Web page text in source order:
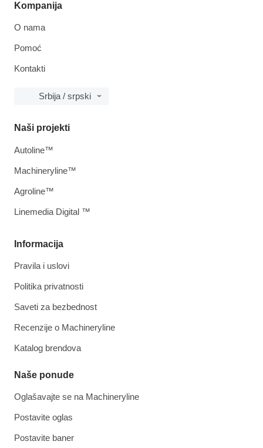
Kompanija
O nama
Pomoć
Kontakti
Srbija / srpski
Informacija
Pravila i uslovi
Politika privatnosti
Saveti za bezbednost
Recenzije o Machineryline
Katalog brendova
Naše ponude
Oglašavajte se na Machineryline
Postavite oglas
Postavite baner
Naši projekti
Autoline™
Machineryline™
Agroline™
Linemedia Digital ™